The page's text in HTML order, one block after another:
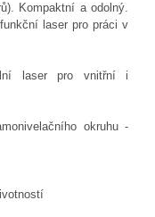
Kompaktní a odolný.
laser pro práci v
laser pro vnitřní i
okruhu -